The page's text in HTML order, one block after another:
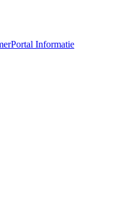
Informatie